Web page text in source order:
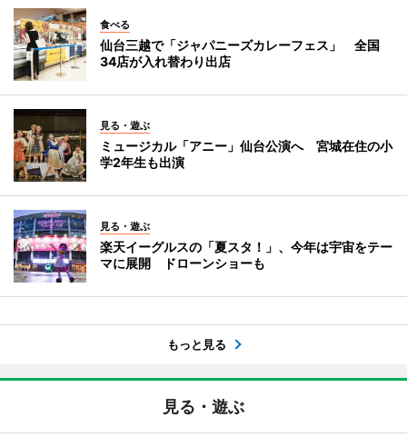
食べる
仙台三越で「ジャパニーズカレーフェス」 全国
34店が入れ替わり出店
見る・遊ぶ
ミュージカル「アニー」仙台公演へ 宮城在住の小
学2年生も出演
見る・遊ぶ
楽天イーグルスの「夏スタ！」、今年は宇宙をテー
マに展開 ドローンショーも
もっと見る
見る・遊ぶ